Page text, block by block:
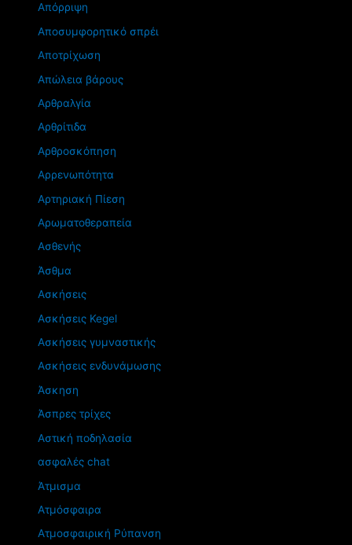
Απόρριψη
Αποσυμφορητικό σπρέι
Αποτρίχωση
Απώλεια βάρους
Αρθραλγία
Αρθρίτιδα
Αρθροσκόπηση
Αρρενωπότητα
Αρτηριακή Πίεση
Αρωματοθεραπεία
Ασθενής
Άσθμα
Ασκήσεις
Ασκήσεις Kegel
Ασκήσεις γυμναστικής
Ασκήσεις ενδυνάμωσης
Άσκηση
Άσπρες τρίχες
Αστική ποδηλασία
ασφαλές chat
Άτμισμα
Ατμόσφαιρα
Ατμοσφαιρική Ρύπανση